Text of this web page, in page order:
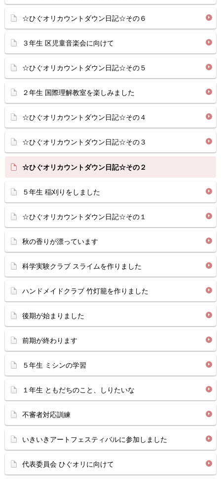
☆ひぐオリカウントダウン日記☆その６
３年生 区児童音楽会に向けて
☆ひぐオリカウントダウン日記☆その５
２年生 国際理解教室を楽しみました
☆ひぐオリカウントダウン日記☆その４
☆ひぐオリカウントダウン日記☆その３
☆ひぐオリカウントダウン日記☆その２
５年生 稲刈りをしました
☆ひぐオリカウントダウン日記☆その１
秋の香りが漂っています
科学実験クラブ スライムを作りました
ハンドメイドクラブ 竹灯籠を作りました
後期が始まりました
前期が終わります
５年生 ミシンの学習
１年生 ともだちのこと、しりたいな
不審者対応訓練
いきいきアートフェスティバルに参加しました
代表委員会 ひぐオリに向けて